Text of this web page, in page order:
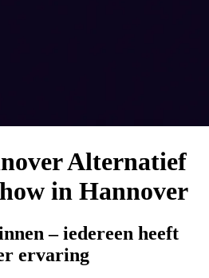
Alternatief
in Hannover
– iedereen heeft
ervaring